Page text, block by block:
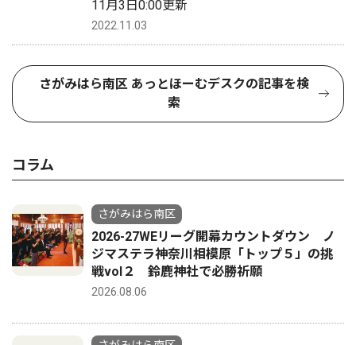
11月3日0:00更新
2022.11.03
さがみはら南区 あっとほーむデスクの記事を検
索
コラム
さがみはら南区
2026-27WEリーグ開幕カウントダウン ノ
ジマステラ神奈川相模原「トップ５」の挑
戦vol２ 鈴鹿神社で必勝祈願
2026.08.06